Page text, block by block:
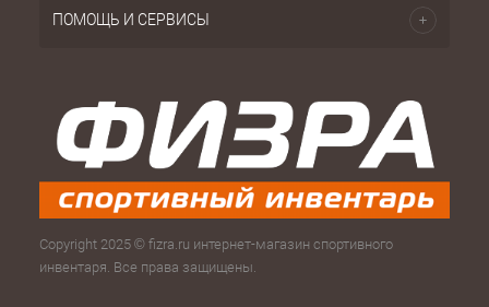
ПОМОЩЬ И СЕРВИСЫ
Copyright 2025 © fizra.ru интернет-магазин спортивного
инвентаря. Все права защищены.